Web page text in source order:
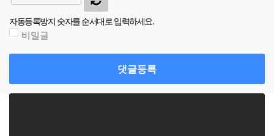
자동등록방지 숫자를 순서대로 입력하세요.
비밀글
댓글등록